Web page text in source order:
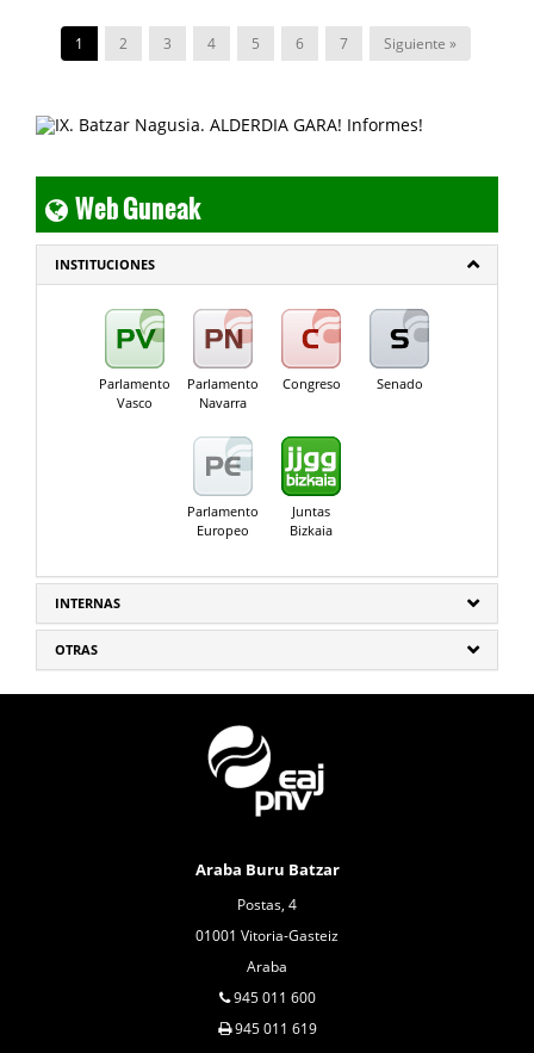
1 2 3 4 5 6 7 Siguiente »
Web Guneak
INSTITUCIONES
Parlamento
Vasco
Parlamento
Navarra
Congreso Senado
Parlamento
Europeo
Juntas
Bizkaia
INTERNAS
OTRAS
Araba Buru Batzar
Postas, 4
01001 Vitoria-Gasteiz
Araba
945 011 600
945 011 619